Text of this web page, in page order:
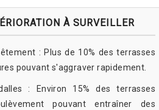
À SURVEILLER
: Plus de 10% des terrasses
pouvant s'aggraver rapidement.
: Environ 15% des terrasses
pouvant entraîner des